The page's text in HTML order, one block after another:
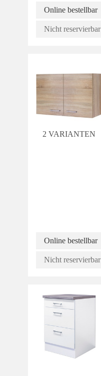
Online bestellbar
Nicht reservierbar
2 VARIANTEN
Online bestellbar
Nicht reservierbar